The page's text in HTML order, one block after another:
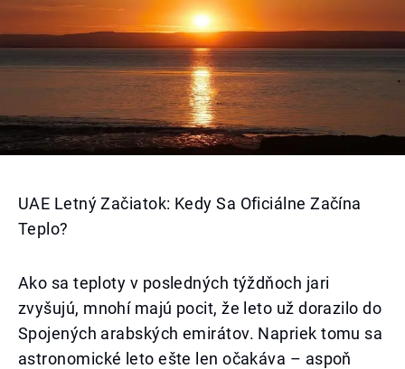
UAE Letný Začiatok: Kedy Sa Oficiálne Začína
Teplo?
Ako sa teploty v posledných týždňoch jari
zvyšujú, mnohí majú pocit, že leto už dorazilo do
Spojených arabských emirátov. Napriek tomu sa
astronomické leto ešte len očakáva – aspoň